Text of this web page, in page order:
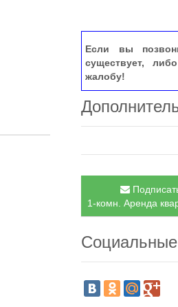
Если вы
существует,
жалобу!
1-комн. Аренда